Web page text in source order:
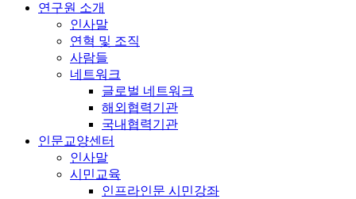
연구원 소개
인사말
연혁 및 조직
사람들
네트워크
글로벌 네트워크
해외협력기관
국내협력기관
인문교양센터
인사말
시민교육
인프라인문 시민강좌